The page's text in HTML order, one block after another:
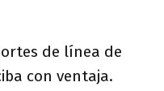
de línea de
con ventaja.